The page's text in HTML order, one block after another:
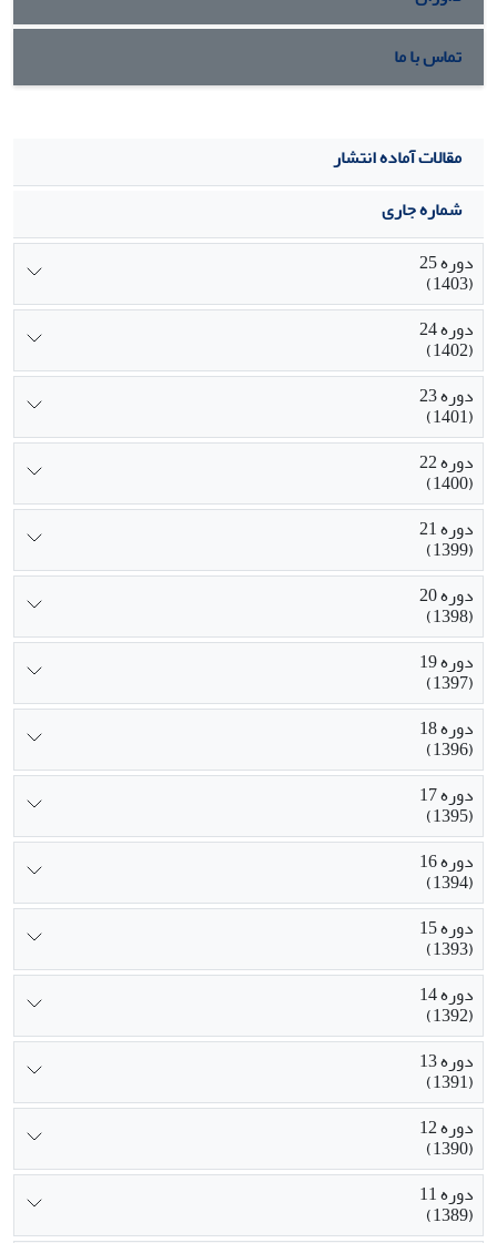
تماس با ما
مقالات آماده انتشار
شماره جاری
دوره 25
(1403)
دوره 24
(1402)
دوره 23
(1401)
دوره 22
(1400)
دوره 21
(1399)
دوره 20
(1398)
دوره 19
(1397)
دوره 18
(1396)
دوره 17
(1395)
دوره 16
(1394)
دوره 15
(1393)
دوره 14
(1392)
دوره 13
(1391)
دوره 12
(1390)
دوره 11
(1389)